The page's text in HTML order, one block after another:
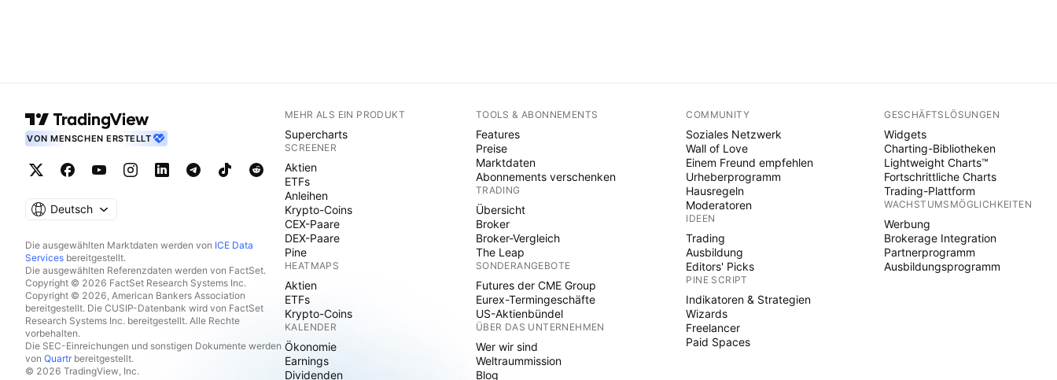
VON MENSCHEN ERSTELLT
Deutsch
Die ausgewählten Marktdaten werden von ICE Data
Services bereitgestellt.
Die ausgewählten Referenzdaten werden von FactSet.
Copyright © 2026 FactSet Research Systems Inc.
Copyright © 2026, American Bankers Association
bereitgestellt. Die CUSIP-Datenbank wird von FactSet
Research Systems Inc. bereitgestellt. Alle Rechte
vorbehalten.
Die SEC-Einreichungen und sonstigen Dokumente werden
von Quartrbereitgestellt.
© 2026 TradingView, Inc.
MEHR ALS EIN PRODUKT
Supercharts
SCREENER
Aktien
ETFs
Anleihen
Krypto-Coins
CEX-Paare
DEX-Paare
Pine
HEATMAPS
Aktien
ETFs
Krypto-Coins
KALENDER
Ökonomie
Earnings
Dividenden
TOOLS & ABONNEMENTS
Features
Preise
Marktdaten
Abonnements verschenken
TRADING
Übersicht
Broker
Broker-Vergleich
The Leap
SONDERANGEBOTE
Futures der CME Group
Eurex-Termingeschäfte
US-Aktienbündel
ÜBER DAS UNTERNEHMEN
Wer wir sind
Weltraummission
Blog
COMMUNITY
Soziales Netzwerk
Wall of Love
Einem Freund empfehlen
Urheberprogramm
Hausregeln
Moderatoren
IDEEN
Trading
Ausbildung
Editors' Picks
PINE SCRIPT
Indikatoren & Strategien
Wizards
Freelancer
Paid Spaces
GESCHÄFTSLÖSUNGEN
Widgets
Charting-Bibliotheken
Lightweight Charts™
Fortschrittliche Charts
Trading-Plattform
WACHSTUMSMÖGLICHKEITEN
Werbung
Brokerage Integration
Partnerprogramm
Ausbildungsprogramm